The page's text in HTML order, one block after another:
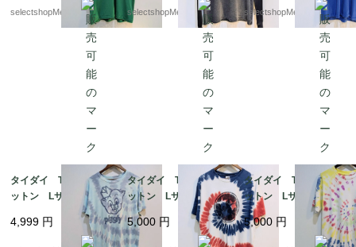
ル グリーン イエロ
ー Lサイズ オリンピ
selectshopMerci.
ャツ 長袖 ロンT コ
ットン ポリエステル
アメリカンイーグル
selectshopMerci.
イン climalite cotton
selectshopMerci.
タイダイ Tシャツ コ
ットン Lサイズ ドミ
ニカ 豚 両面プリン
ト 動物 pig
4,999 円
タイダイ Tシャツ コ
ットン Lサイズ プリ
ント 星 スター
白 赤 ブルー カラ
フル Lサイズ PORT
5,000 円
タイダイ Tシャツ コ
ットン Lサイズ イエ
ロー 白 ピンク
紫 ブルー カラフ
ル Lサイズ pakista
5,000 円